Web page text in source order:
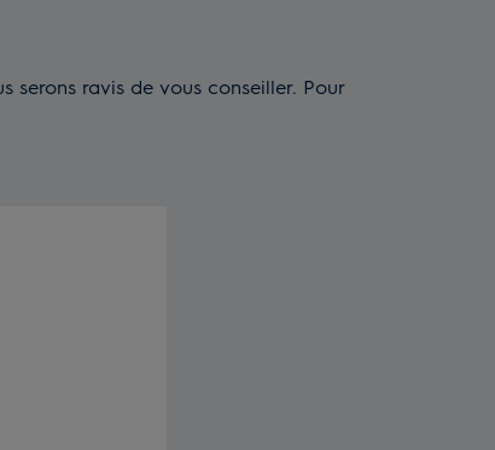
serons ravis de vous conseiller. Pour